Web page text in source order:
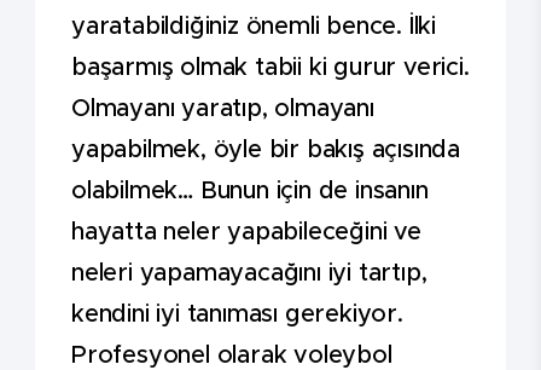
yaratabildiğiniz önemli bence. İlki
başarmış olmak tabii ki gurur verici.
Olmayanı yaratıp, olmayanı
yapabilmek, öyle bir bakış açısında
olabilmek… Bunun için de insanın
hayatta neler yapabileceğini ve
neleri yapamayacağını iyi tartıp,
kendini iyi tanıması gerekiyor.
Profesyonel olarak voleybol